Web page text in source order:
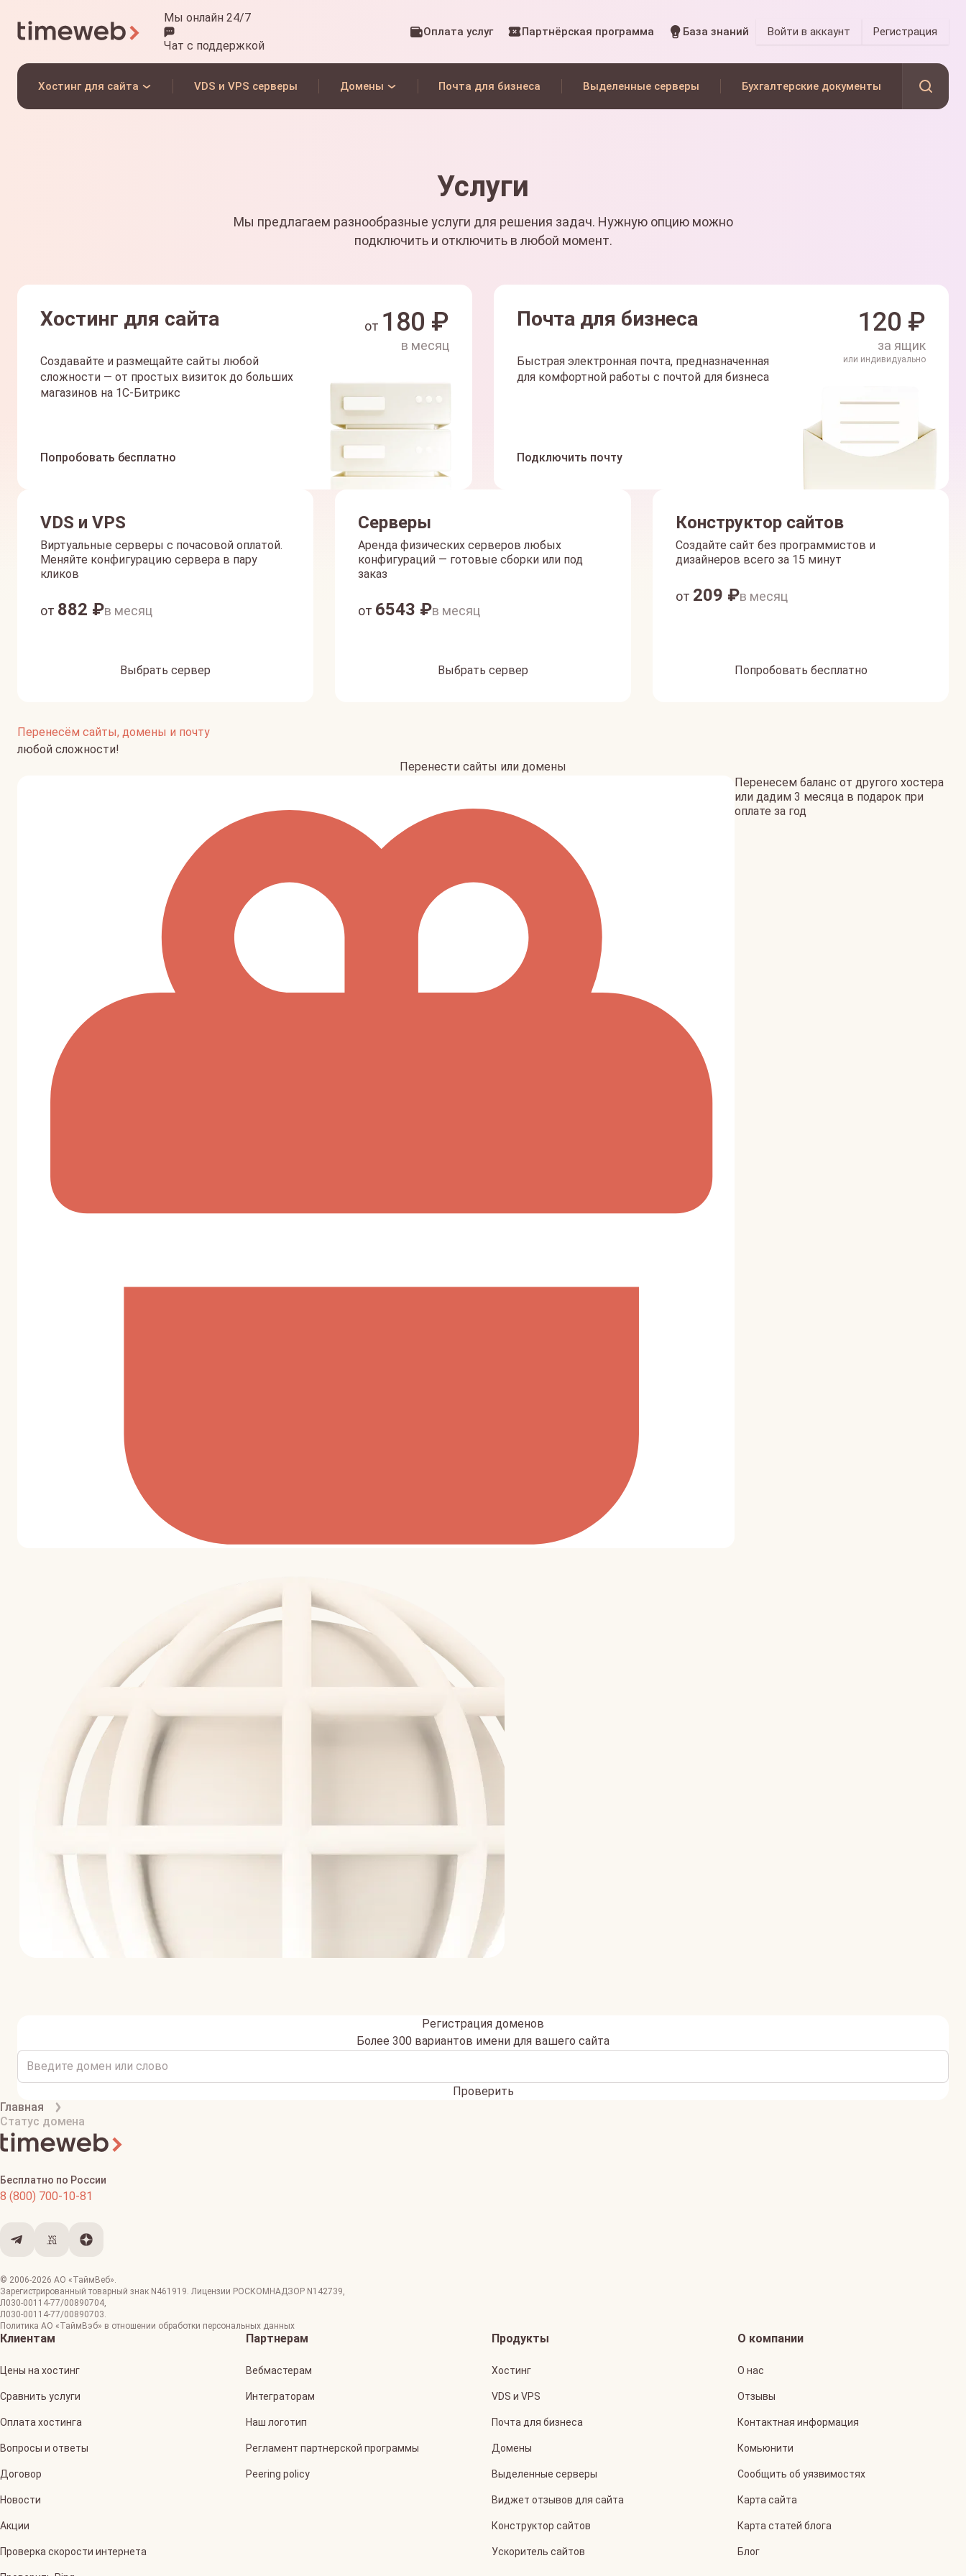
Мы онлайн 24/7
Чат с поддержкой
Оплата услуг Партнёрская программа База знаний Войти в аккаунт Регистрация
Хостинг для сайта VDS и VPS серверы Домены Почта для бизнеса Выделенные серверы Бухгалтерские документы
Услуги
Мы предлагаем разнообразные услуги для решения задач. Нужную опцию можно
подключить и отключить в любой момент.
Хостинг для сайта
Создавайте и размещайте сайты любой
сложности — от простых визиток до больших
магазинов на 1С-Битрикс
Попробовать бесплатно
от 180 ₽
в месяц
Почта для бизнеса
Быстрая электронная почта, предназначенная
для комфортной работы с почтой для бизнеса
Подключить почту
120 ₽
за ящик
или индивидуально
VDS и VPS
Виртуальные серверы с почасовой оплатой.
Меняйте конфигурацию сервера в пару
кликов
от 882 ₽в месяц
Выбрать сервер
Серверы
Аренда физических серверов любых
конфигураций — готовые сборки или под
заказ
от 6543 ₽в месяц
Выбрать сервер
Конструктор сайтов
Создайте сайт без программистов и
дизайнеров всего за 15 минут
от 209 ₽в месяц
Попробовать бесплатно
Перенесём сайты, домены и почту
любой сложности!
Перенести сайты или домены
Перенесем баланс от другого хостера
или дадим 3 месяца в подарок при
оплате за год
Регистрация доменов
Более 300 вариантов имени для вашего сайта
Проверить
Главная
Статус домена
Бесплатно по России
8 (800) 700-10-81
© 2006-2026 АО «ТаймВеб»
Зарегистрированный товарный знак N461919. Лицензии РОСКОМНАДЗОР N142739
Л030-00114-77/00890704
Л030-00114-77/00890703
Политика АО «ТаймВэб» в отношении обработки персональных данных
Клиентам
Цены на хостинг
Сравнить услуги
Оплата хостинга
Вопросы и ответы
Договор
Новости
Акции
Проверка скорости интернета
Партнерам
Вебмастерам
Интеграторам
Наш логотип
Регламент партнерской программы
Peering policy
Продукты
Хостинг
VDS и VPS
Почта для бизнеса
Домены
Выделенные серверы
Виджет отзывов для сайта
Конструктор сайтов
Ускоритель сайтов
О компании
О нас
Отзывы
Контактная информация
Комьюнити
Сообщить об уязвимостях
Карта сайта
Карта статей блога
Блог